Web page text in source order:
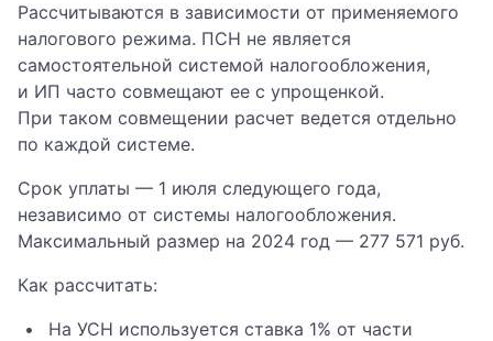
Рассчитываются в зависимости от применяемого
налогового режима. ПСН не является
самостоятельной системой налогообложения,
и ИП часто совмещают ее с упрощенкой.
При таком совмещении расчет ведется отдельно
по каждой системе.
Срок уплаты — 1 июля следующего года,
независимо от системы налогообложения.
Максимальный размер на 2024 год — 277 571 руб.
Как рассчитать:
На УСН используется ставка 1% от части